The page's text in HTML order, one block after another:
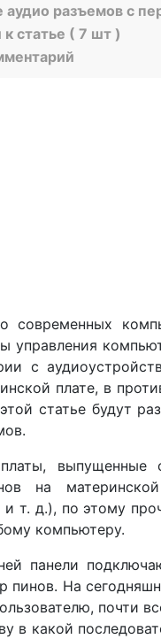
разъемов с
статье ( 7 шт )
современных
управления
с
плате, в
статье будут
на
и т. д.), по этому
компьютеру.
панели
пинов. На
почти
в какой